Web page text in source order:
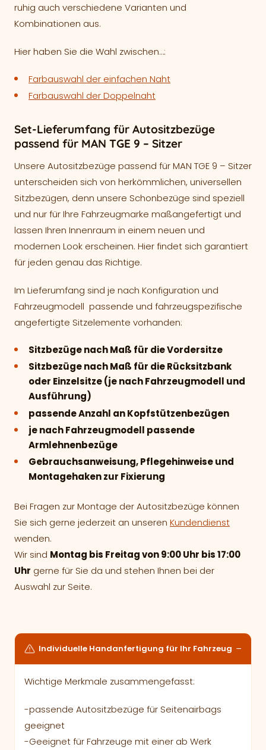
ruhig auch verschiedene Varianten und
Kombinationen aus.
Hier haben Sie die Wahl zwischen…:
Farbauswahl der einfachen Naht
Farbauswahl der Doppelnaht
Set-Lieferumfang für Autositzbezüge
passend für MAN TGE 9 – Sitzer
Unsere Autositzbezüge passend für MAN TGE 9 – Sitzer
unterscheiden sich von herkömmlichen, universellen
Sitzbezügen, denn unsere Schonbezüge sind speziell
und nur für Ihre Fahrzeugmarke maßangefertigt und
lassen Ihren Innenraum in einem neuen und
modernen Look erscheinen. Hier findet sich garantiert
für jeden genau das Richtige.
Im Lieferumfang sind je nach Konfiguration und
Fahrzeugmodell passende und fahrzeugspezifische
angefertigte Sitzelemente vorhanden:
Sitzbezüge nach Maß für die Vordersitze
Sitzbezüge nach Maß für die Rücksitzbank
oder Einzelsitze (je nach Fahrzeugmodell und
Ausführung)
passende Anzahl an Kopfstützenbezügen
je nach Fahrzeugmodell passende
Armlehnenbezüge
Gebrauchsanweisung, Pflegehinweise und
Montagehaken zur Fixierung
Bei Fragen zur Montage der Autositzbezüge können
Sie sich gerne jederzeit an unseren Kundendienst
wenden.
Wir sind Montag bis Freitag von 9:00 Uhr bis 17:00
Uhr gerne für Sie da und stehen Ihnen bei der
Auswahl zur Seite.
Individuelle Handanfertigung für Ihr Fahrzeug
Wichtige Merkmale zusammengefasst:
-passende Autositzbezüge für Seitenairbags
geeignet
-Geeignet für Fahrzeuge mit einer ab Werk